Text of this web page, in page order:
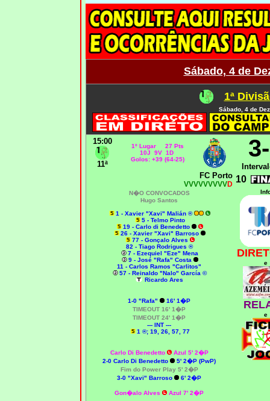
Sábado, 4 de
1ª
Sábado, 4 de
15:00
11ª
1º Lugar 27 Pts
10J 9V 1D
Golos: +39 (64-25)
3
FC Porto
VVVVVVVVVD 10
N�O CONVOCADOS
Hugo Santos
1 - Xavier "Xavi" Malián ®
5 - Telmo Pinto
19 - Carlo di Benedetto
26 - Xavier "Xavi" Barroso
77 - Gonçalo Alves
82 - Tiago Rodrigues ®
7 - Ezequiel "Eze" Mena
9 - José "Rafa" Costa
11 - Carlos Ramos "Carlitos"
57 - Reinaldo "Nalo" García ©
Ricardo Ares
1-0 "Rafa"
16' 1�P
TIMEOUT 16' 1�P
TIMEOUT 24' 1�P
--- INT ---
1 ®; 19, 26, 57, 77
Carlo Di Benedetto
Azul 5' 2�P
2-0 Carlo Di Benedetto
5' 2�P (PwP)
Fim do Power Play 5' 2�P
3-0 "Xavi" Barroso
6' 2�P
Gon�alo Alves Azul 7' 2�P
e
e